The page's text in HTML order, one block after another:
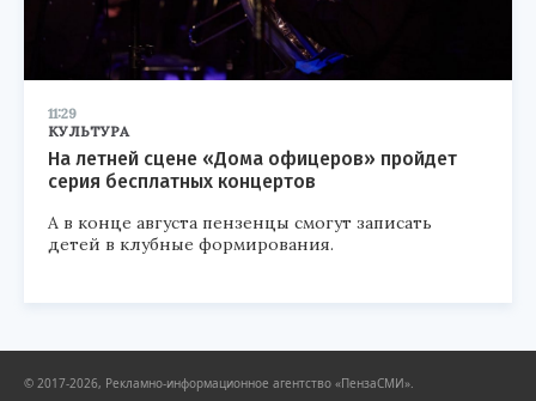
11:29
КУЛЬТУРА
На летней сцене «Дома офицеров» пройдет
серия бесплатных концертов
А в конце августа пензенцы смогут записать
детей в клубные формирования.
© 2017-2026, Рекламно-информационное агентство «ПензаСМИ».